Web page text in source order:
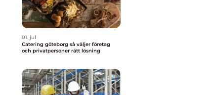
01. jul
Catering göteborg så väljer företag
och privatpersoner rätt lösning